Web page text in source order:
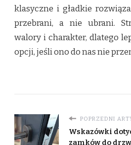
klasyczne i gładkie
przebrani, a nie ubrani.
walory i charakter, dlatego
opcji, jeśli ono do nas nie
POPRZEDNI
Wskazówki
zamków do